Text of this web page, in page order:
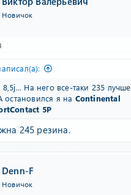
Новичок
8,5j... На него все-таки 235
остановился я на Continental
5P
245 резина.
Denn-F
Новичок